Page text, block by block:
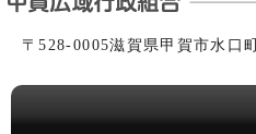
〒528-0005滋賀県甲賀市水口